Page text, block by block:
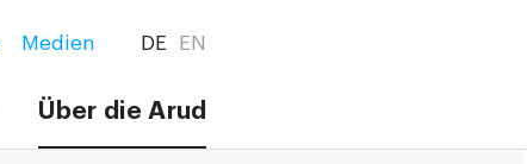
Medien DE EN
Über die Arud